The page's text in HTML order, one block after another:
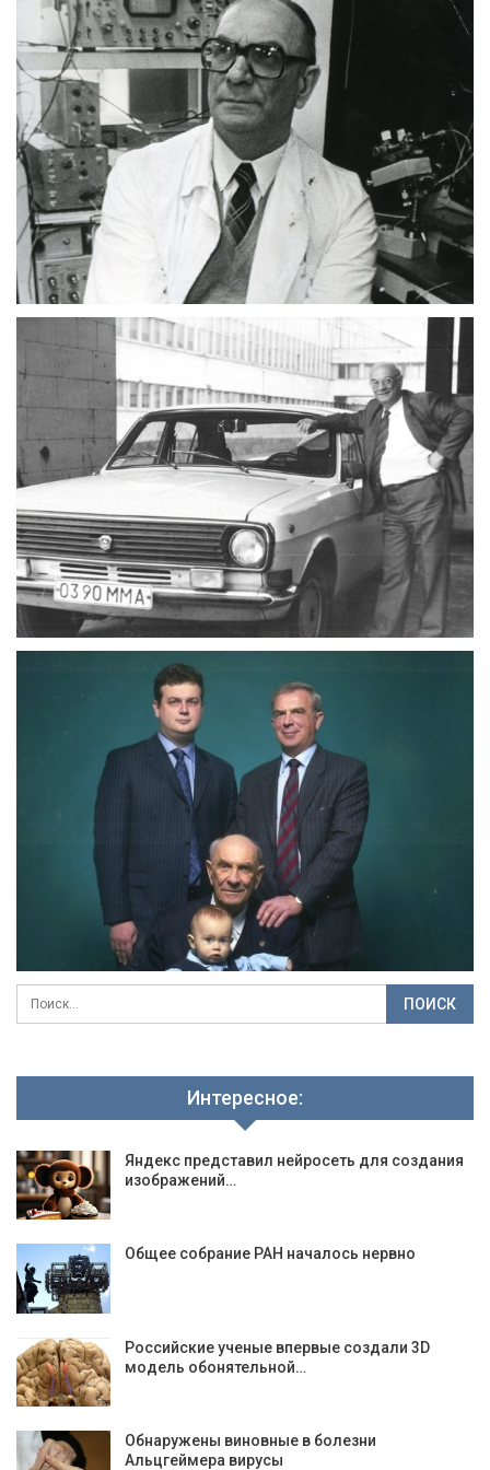
Интересное:
Яндекс представил нейросеть для создания
изображений…
Общее собрание РАН началось нервно
Российские ученые впервые создали 3D
модель обонятельной…
Обнаружены виновные в болезни
Альцгеймера вирусы